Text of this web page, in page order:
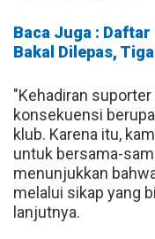
Baca Juga :
Bakal Dilepas,
"Kehadiran
konsekuensi
klub. Karena itu,
untuk bersama-
menunjukkan
melalui sikap yang
lanjutnya.